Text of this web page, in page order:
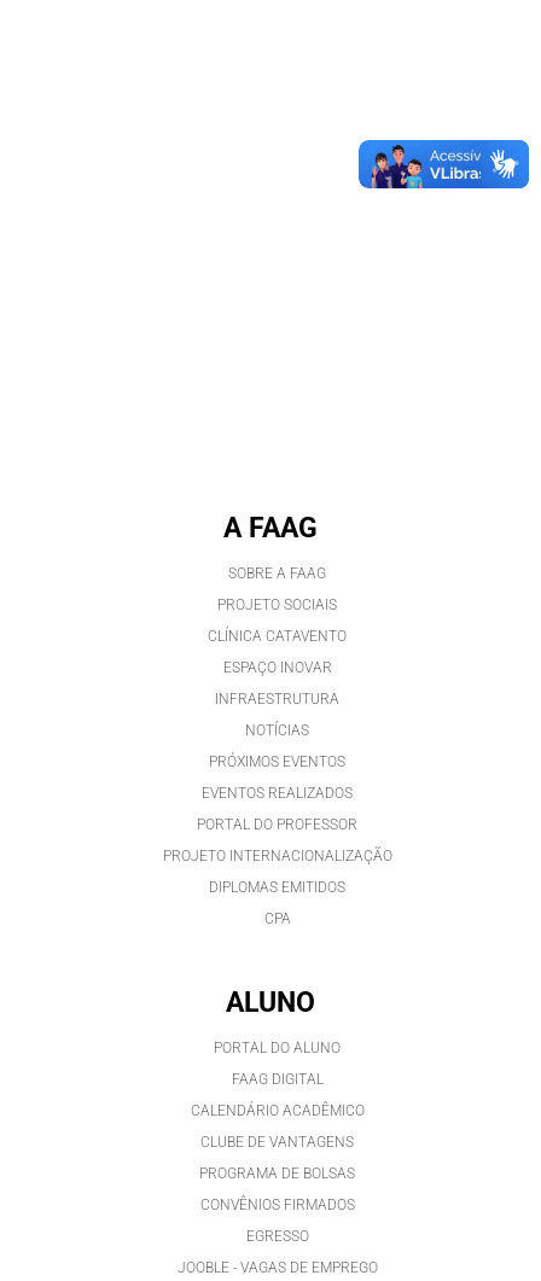
A FAAG
SOBRE A FAAG
PROJETO SOCIAIS
CLÍNICA CATAVENTO
ESPAÇO INOVAR
INFRAESTRUTURA
NOTÍCIAS
PRÓXIMOS EVENTOS
EVENTOS REALIZADOS
PORTAL DO PROFESSOR
PROJETO INTERNACIONALIZAÇÃO
DIPLOMAS EMITIDOS
CPA
ALUNO
PORTAL DO ALUNO
FAAG DIGITAL
CALENDÁRIO ACADÊMICO
CLUBE DE VANTAGENS
PROGRAMA DE BOLSAS
CONVÊNIOS FIRMADOS
EGRESSO
JOOBLE - VAGAS DE EMPREGO